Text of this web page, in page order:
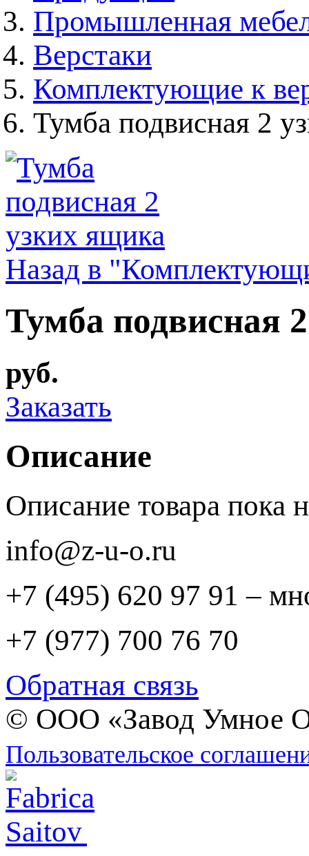
Промышленная
Верстаки
Комплектующие к
Тумба подвисная 2
Назад в
Тумба подвисная
руб.
Заказать
Описание
Описание товара пока
info@z-u-o.ru
+7 (495) 620 97 91 –
+7 (977) 700 76 70
Обратная связь
© ООО «Завод Умное
Пользовательское